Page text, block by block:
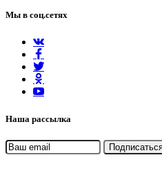
Мы в соц.сетях
Наша рассылка